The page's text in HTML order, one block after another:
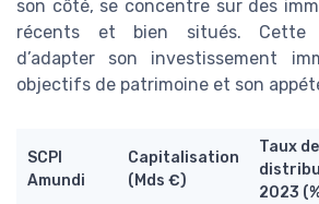
son côté, se concentre sur des
récents et bien situés. Cette
d’adapter son investissement
objectifs de patrimoine et son
SCPI
Amundi
Capitalisation
(Mds €)
Taux de
2023